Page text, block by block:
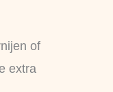
of
extra